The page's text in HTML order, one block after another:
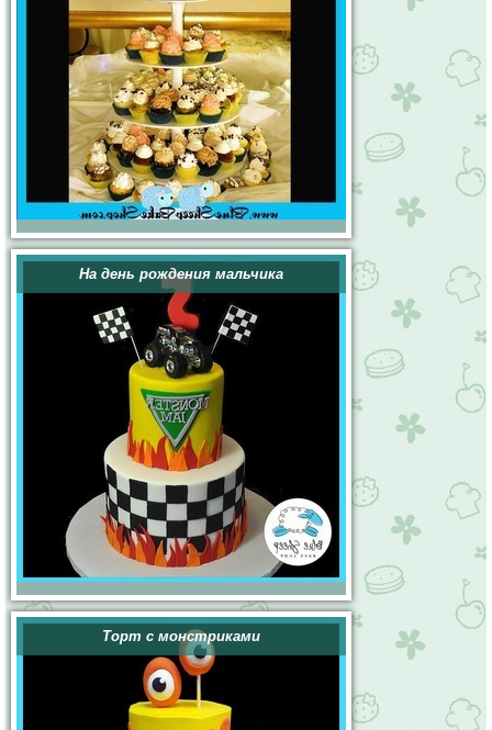
На день рождения мальчика
Торт с монстриками